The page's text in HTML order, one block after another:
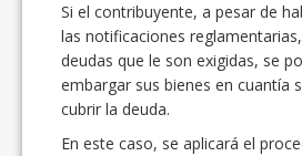
Si el contribuyente, a pesar de
las notificaciones
deudas que le son exigidas, se
embargar sus bienes en cuantía
cubrir la deuda.
En este caso, se aplicará el